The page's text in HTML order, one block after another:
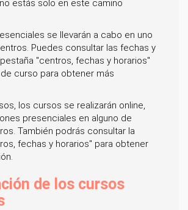
estás solo en este camino
se llevarán a cabo en uno
Puedes consultar las fechas y
"centros, fechas y horarios"
curso para obtener más
los cursos se realizarán online,
presenciales en alguno de
También podrás consultar la
fechas y horarios" para obtener
de los cursos